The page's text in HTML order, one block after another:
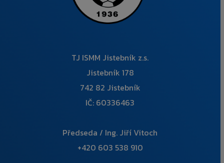
TJ ISMM Jistebník z.s.
Jistebník 178
742 82 Jistebník
IČ: 60336463
Předseda / Ing. Jiří Vitoch
+420 603 538 910